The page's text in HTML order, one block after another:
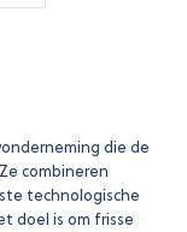
die de
combineren
technologische
doel is om frisse